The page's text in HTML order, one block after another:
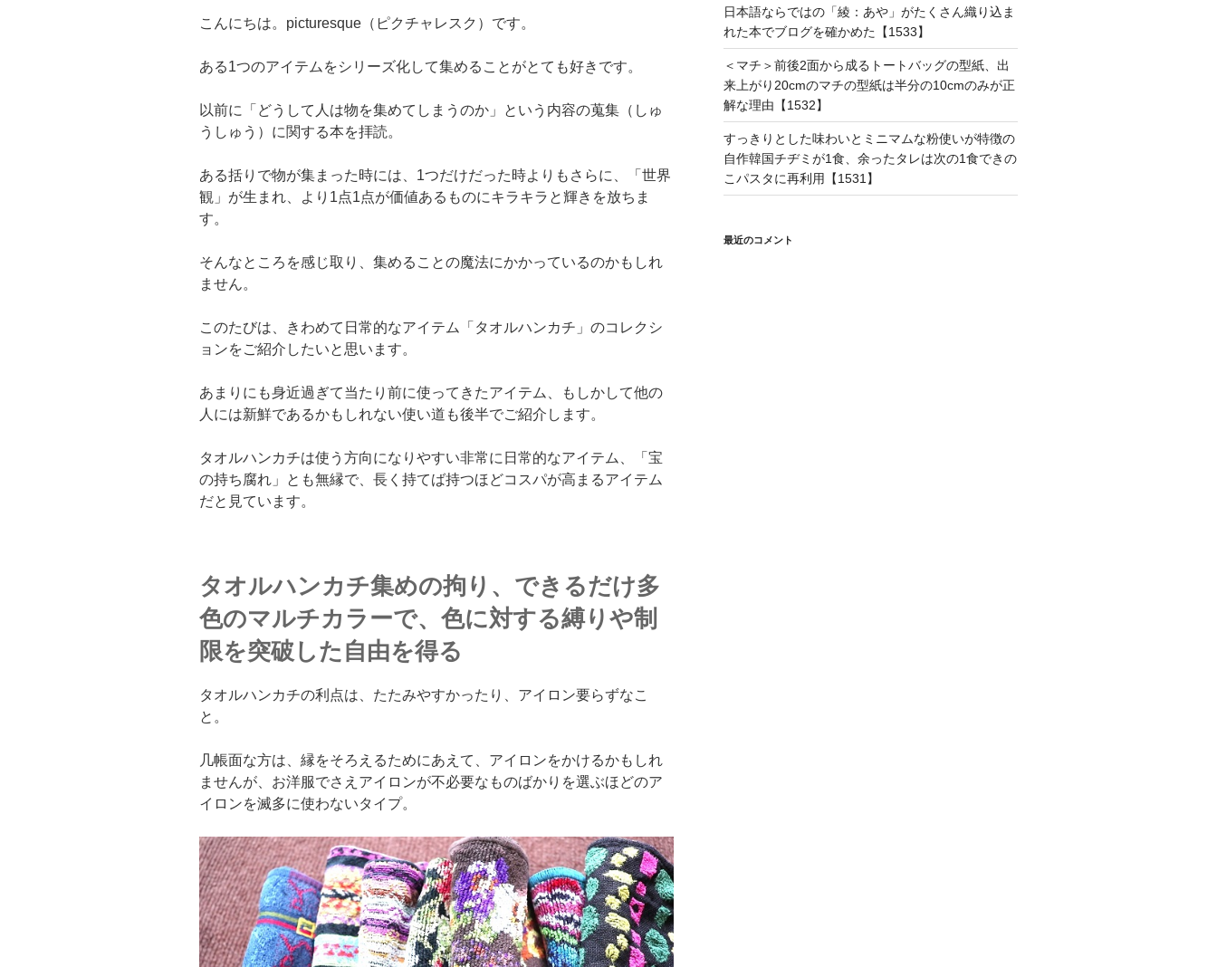
こんにちは。picturesque（ピクチャレスク）です。
ある1つのアイテムをシリーズ化して集めることがとても好きです。
以前に「どうして人は物を集めてしまうのか」という内容の蒐集（しゅ
うしゅう）に関する本を拝読。
ある括りで物が集まった時には、1つだけだった時よりもさらに、「世界
観」が生まれ、より1点1点が価値あるものにキラキラと輝きを放ちま
す。
そんなところを感じ取り、集めることの魔法にかかっているのかもしれ
ません。
このたびは、きわめて日常的なアイテム「タオルハンカチ」のコレクシ
ョンをご紹介したいと思います。
あまりにも身近過ぎて当たり前に使ってきたアイテム、もしかして他の
人には新鮮であるかもしれない使い道も後半でご紹介します。
タオルハンカチは使う方向になりやすい非常に日常的なアイテム、「宝
の持ち腐れ」とも無縁で、長く持てば持つほどコスパが高まるアイテム
だと見ています。
タオルハンカチ集めの拘り、できるだけ多
色のマルチカラーで、色に対する縛りや制
限を突破した自由を得る
タオルハンカチの利点は、たたみやすかったり、アイロン要らずなこ
と。
几帳面な方は、縁をそろえるためにあえて、アイロンをかけるかもしれ
ませんが、お洋服でさえアイロンが不必要なものばかりを選ぶほどのア
イロンを滅多に使わないタイプ。
日本語ならではの「綾：あや」がたくさん織り込ま
れた本でブログを確かめた【1533】
＜マチ＞前後2面から成るトートバッグの型紙、出
来上がり20cmのマチの型紙は半分の10cmのみが正
解な理由【1532】
すっきりとした味わいとミニマムな粉使いが特徴の
自作韓国チヂミが1食、余ったタレは次の1食できの
こパスタに再利用【1531】
最近のコメント